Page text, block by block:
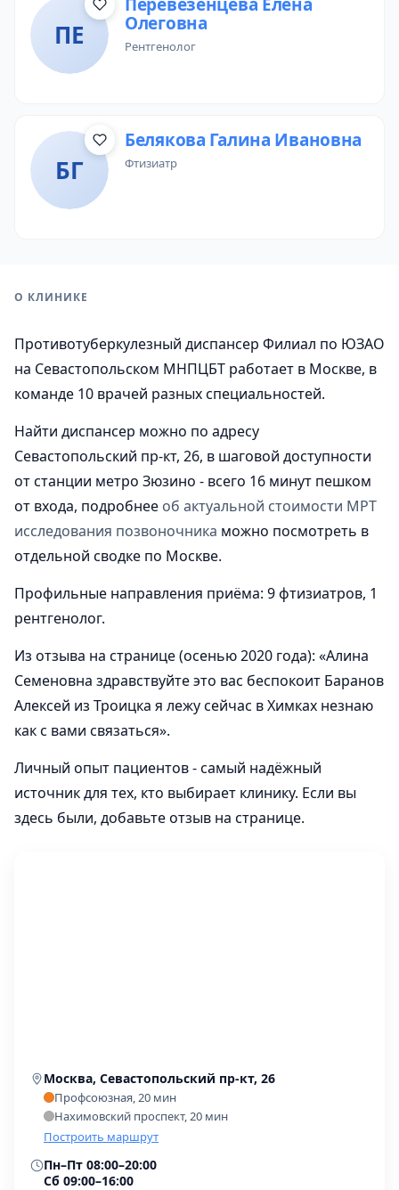
ПЕ
Олеговна
рентгенолог
БГ
Белякова Галина Ивановна
фтизиатр
О КЛИНИКЕ
Противотуберкулезный диспансер Филиал по ЮЗАО
на Севастопольском МНПЦБТ работает в Москве, в
команде 10 врачей разных специальностей.
Найти диспансер можно по адресу
Севастопольский пр-кт, 26, в шаговой доступности
от станции метро Зюзино - всего 16 минут пешком
от входа, подробнее об актуальной стоимости МРТ
исследования позвоночника можно посмотреть в
отдельной сводке по Москве.
Профильные направления приёма: 9 фтизиатров, 1
рентгенолог.
Из отзыва на странице (осенью 2020 года): «Алина
Семеновна здравствуйте это вас беспокоит Баранов
Алексей из Троицка я лежу сейчас в Химках незнаю
как с вами связаться».
Личный опыт пациентов - самый надёжный
источник для тех, кто выбирает клинику. Если вы
здесь были, добавьте отзыв на странице.
Москва, Севастопольский пр-кт, 26
Профсоюзная, 20 мин
Нахимовский проспект, 20 мин
Построить маршрут
Пн–Пт 08:00–20:00
Сб 09:00–16:00